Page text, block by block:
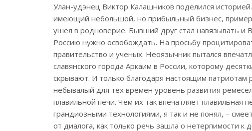
Улан-удэнец Виктор Калашников поделился
имеющий небольшой, но прибыльный бизнес,
ушел в родноверие. Бывший друг стал навязывать и
Россию нужно освобождать. На просьбу
правительство и ученых. Неоязычник пытался
славянского города Аркаим в России, которому
скрывают. И только благодаря настоящим
небывалый для тех времен уровень развития
плавильной печи. Чем их так впечатляет плавильная
грандиозными технологиями, я так и не понял, –
от диалога, как только речь зашла о нетерпимости